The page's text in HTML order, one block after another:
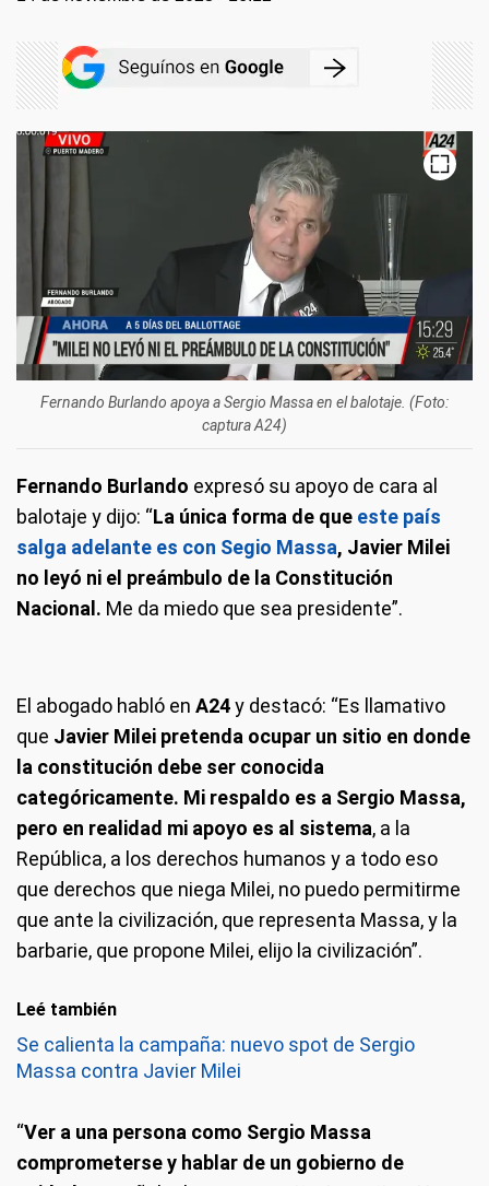
Fernando Burlando apoya a Sergio Massa en el balotaje. (Foto:
captura A24)
Fernando Burlando expresó su apoyo de cara al
balotaje y dijo: “La única forma de que este país
salga adelante es con Segio Massa, Javier Milei
no leyó ni el preámbulo de la Constitución
Nacional. Me da miedo que sea presidente”.
El abogado habló en A24y destacó: “Es llamativo
que Javier Milei pretenda ocupar un sitio en donde
la constitución debe ser conocida
categóricamente. Mi respaldo es a Sergio Massa,
pero en realidad mi apoyo es al sistema, a la
República, a los derechos humanos y a todo eso
que derechos que niega Milei, no puedo permitirme
que ante la civilización, que representa Massa, y la
barbarie, que propone Milei, elijo la civilización”.
Leé también
Se calienta la campaña: nuevo spot de Sergio
Massa contra Javier Milei
“Ver a una persona como Sergio Massa
comprometerse y hablar de un gobierno de